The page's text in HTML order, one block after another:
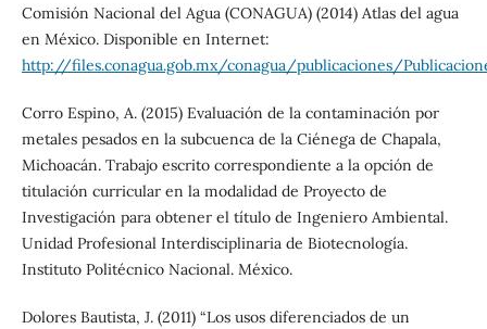
Comisión Nacional del Agua (CONAGUA) (2014) Atlas del agua
en México. Disponible en Internet:
http://files.conagua.gob.mx/conagua/publicaciones/
Corro Espino, A. (2015) Evaluación de la contaminación por
metales pesados en la subcuenca de la Ciénega de Chapala,
Michoacán. Trabajo escrito correspondiente a la opción de
titulación curricular en la modalidad de Proyecto de
Investigación para obtener el título de Ingeniero Ambiental.
Unidad Profesional Interdisciplinaria de Biotecnología.
Instituto Politécnico Nacional. México.
Dolores Bautista, J. (2011) “Los usos diferenciados de un